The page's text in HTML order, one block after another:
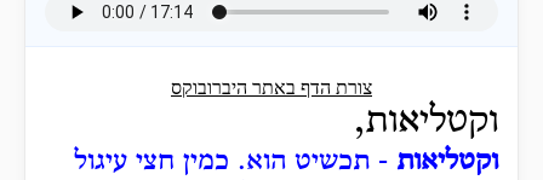
צורת הדף באתר היברובוקס
וקטליאות,
וקטליאות - תכשיט הוא. כמין חצי עיגול